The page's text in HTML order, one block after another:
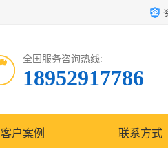
全国服务咨询热线:
18952917786
客户案例 联系方式